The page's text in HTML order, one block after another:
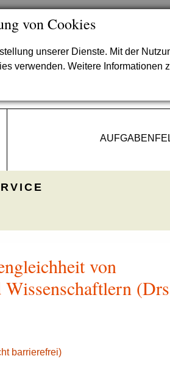
von Cookies
unserer Dienste. Mit der
verwenden. Weitere Informationen
von
barrierefrei)